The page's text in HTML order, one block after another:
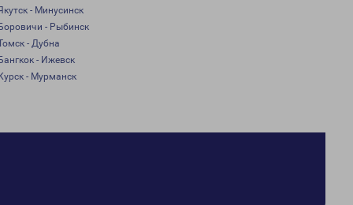
- Минусинск
- Рыбинск
- Дубна
- Ижевск
- Мурманск